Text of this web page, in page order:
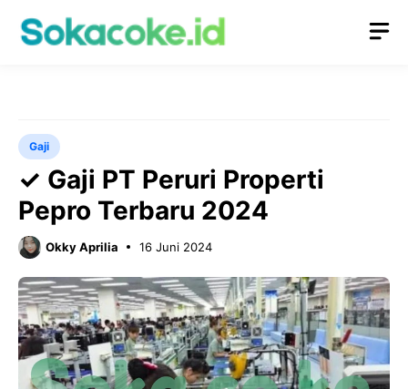
Gaji
✓ Gaji PT Peruri Properti
Pepro Terbaru 2024
Okky Aprilia 16 Juni 2024